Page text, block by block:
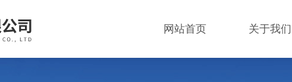
网站首页 关于我们